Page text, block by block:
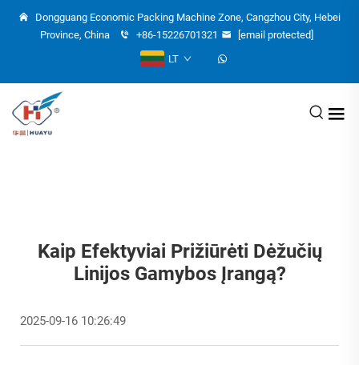
Dongguang Economic Packing Machine Zone, Cangzhou City, Hebei
Province, China
+86-15226701321
[email protected]
LT
Kaip Efektyviai Prižiūrėti Dėžučių
Linijos Gamybos Įrangą?
2025-09-16 10:26:49